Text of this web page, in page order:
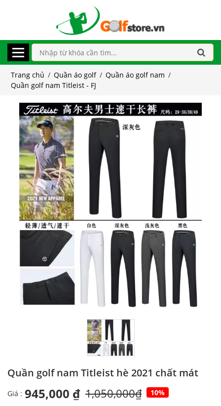
Trang chủ / Quần áo golf / Quần áo golf nam /
Quần golf nam Titleist - FJ
Quần golf nam Titleist hè 2021 chất mát
Giá : 945,000 ₫ 1,050,000₫ 10%